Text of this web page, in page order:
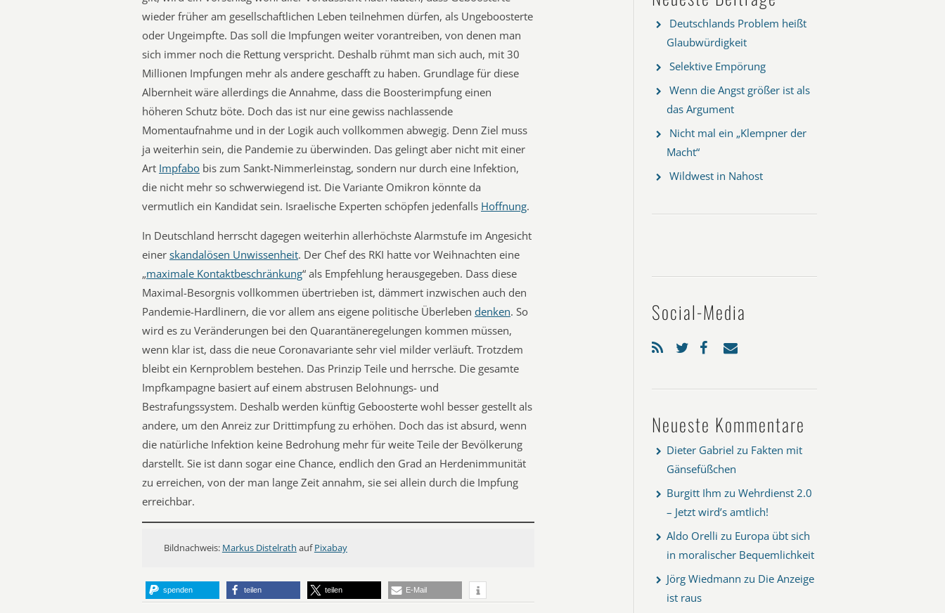
wieder früher am gesellschaftlichen Leben teilnehmen dürfen, als Ungeboosterte
oder Ungeimpfte. Das soll die Impfungen weiter vorantreiben, von denen man
sich immer noch die Rettung verspricht. Deshalb rühmt man sich auch, mit 30
Millionen Impfungen mehr als andere geschafft zu haben. Grundlage für diese
Albernheit wäre allerdings die Annahme, dass die Boosterimpfung einen
höheren Schutz böte. Doch das ist nur eine gewiss nachlassende
Momentaufnahme und in der Logik auch vollkommen abwegig. Denn Ziel muss
ja weiterhin sein, die Pandemie zu überwinden. Das gelingt aber nicht mit einer
Art Impfabo bis zum Sankt-Nimmerleinstag, sondern nur durch eine Infektion,
die nicht mehr so schwerwiegend ist. Die Variante Omikron könnte da
vermutlich ein Kandidat sein. Israelische Experten schöpfen jedenfalls Hoffnung.
In Deutschland herrscht dagegen weiterhin allerhöchste Alarmstufe im Angesicht
einer skandalösen Unwissenheit. Der Chef des RKI hatte vor Weihnachten eine
„maximale Kontaktbeschränkung“ als Empfehlung herausgegeben. Dass diese
Maximal-Besorgnis vollkommen übertrieben ist, dämmert inzwischen auch den
Pandemie-Hardlinern, die vor allem ans eigene politische Überleben denken. So
wird es zu Veränderungen bei den Quarantäneregelungen kommen müssen,
wenn klar ist, dass die neue Coronavariante sehr viel milder verläuft. Trotzdem
bleibt ein Kernproblem bestehen. Das Prinzip Teile und herrsche. Die gesamte
Impfkampagne basiert auf einem abstrusen Belohnungs- und
Bestrafungssystem. Deshalb werden künftig Geboosterte wohl besser gestellt als
andere, um den Anreiz zur Drittimpfung zu erhöhen. Doch das ist absurd, wenn
die natürliche Infektion keine Bedrohung mehr für weite Teile der Bevölkerung
darstellt. Sie ist dann sogar eine Chance, endlich den Grad an Herdenimmunität
zu erreichen, von der man lange Zeit annahm, sie sei allein durch die Impfung
erreichbar.
Bildnachweis: Markus Distelrath aufPixabay
spenden teilen teilen E-Mail
Deutschlands Problem heißt
Glaubwürdigkeit
Selektive Empörung
Wenn die Angst größer ist als
das Argument
Nicht mal ein „Klempner der
Macht“
Wildwest in Nahost
Social-Media
Neueste Kommentare
Dieter Gabriel zu Fakten mit
Gänsefüßchen
Burgitt Ihm zu Wehrdienst 2.0
– Jetzt wird’s amtlich!
Aldo Orelli zu Europa übt sich
in moralischer Bequemlichkeit
Jörg Wiedmann zu Die Anzeige
ist raus